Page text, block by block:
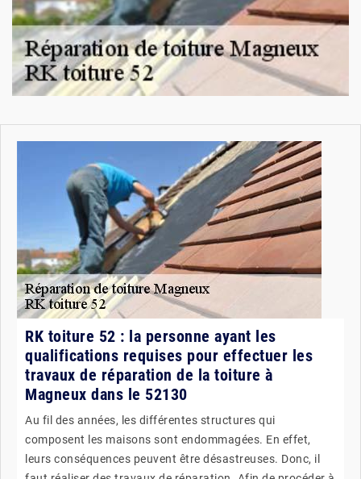
RK toiture 52 : la personne ayant les
qualifications requises pour effectuer les
travaux de réparation de la toiture à
Magneux dans le 52130
Au fil des années, les différentes structures qui
composent les maisons sont endommagées. En effet,
leurs conséquences peuvent être désastreuses. Donc, il